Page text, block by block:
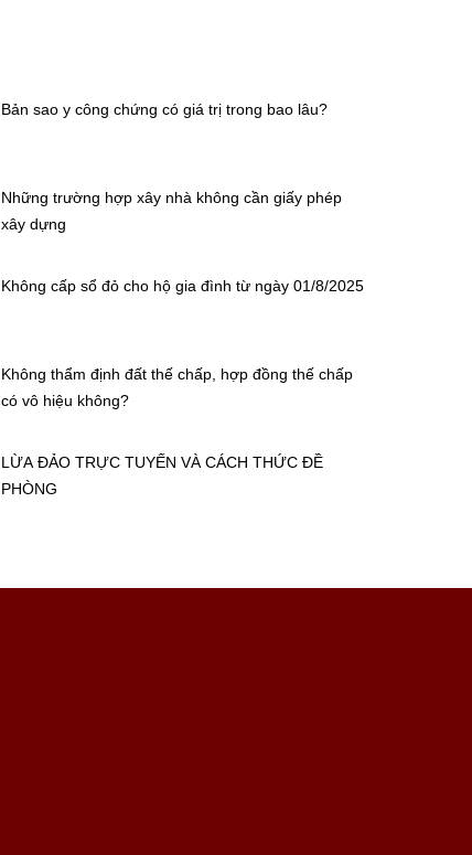
Bản sao y công chứng có giá trị trong bao lâu?
Những trường hợp xây nhà không cần giấy phép
xây dựng
Không cấp sổ đỏ cho hộ gia đình từ ngày 01/8/2025
Không thẩm định đất thế chấp, hợp đồng thế chấp
có vô hiệu không?
LỪA ĐẢO TRỰC TUYẾN VÀ CÁCH THỨC ĐỀ
PHÒNG